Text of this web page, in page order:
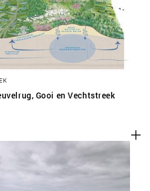
Gooi en Vechtstreek